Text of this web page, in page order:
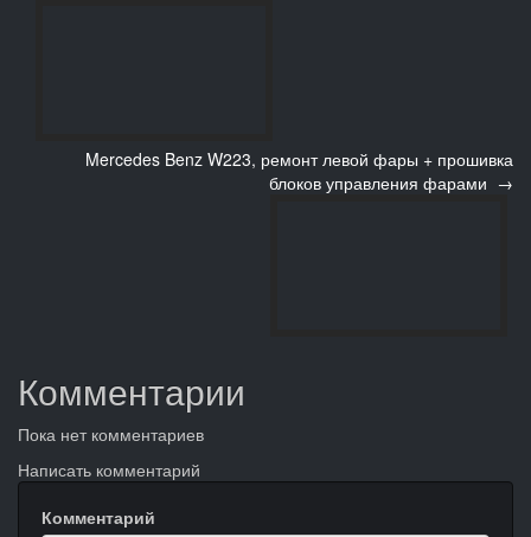
Mercedes Benz W223, ремонт левой фары + прошивка
блоков управления фарами →
Комментарии
Пока нет комментариев
Написать комментарий
Комментарий